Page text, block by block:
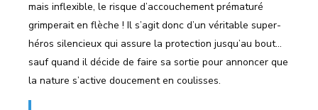
mais inflexible, le risque d’accouchement prématuré
grimperait en flèche ! Il s’agit donc d’un véritable super-
héros silencieux qui assure la protection jusqu’au bout…
sauf quand il décide de faire sa sortie pour annoncer que
la nature s’active doucement en coulisses.